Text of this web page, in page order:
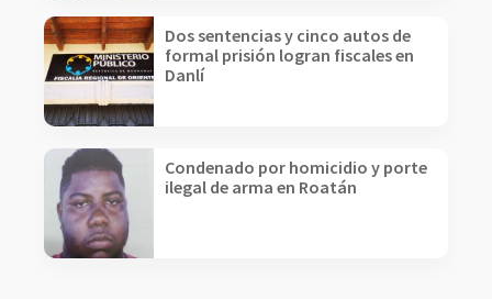
Dos sentencias y cinco autos de
formal prisión logran fiscales en
Danlí
Condenado por homicidio y porte
ilegal de arma en Roatán